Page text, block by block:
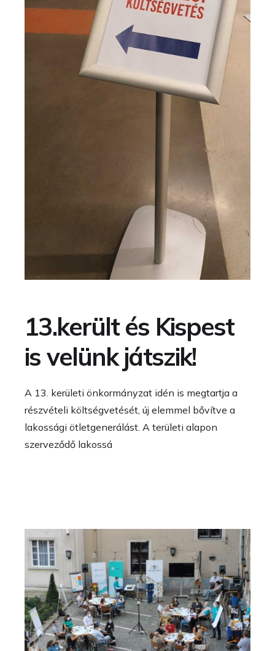
13.került és Kispest
is velünk játszik!
A 13. kerületi önkormányzat idén is megtartja a
részvételi költségvetését, új elemmel bővítve a
lakossági ötletgenerálást. A területi alapon
szerveződő lakossá